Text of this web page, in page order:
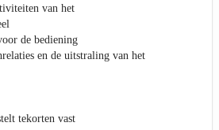
van het
de bediening
en de uitstraling van het
tekorten vast